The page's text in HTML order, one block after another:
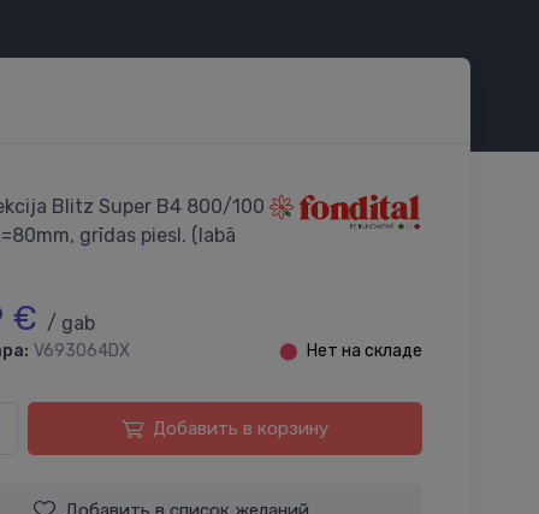
Blitz Super B4 800/100
grīdas piesl. (labā
€ / gab
V693064DX ⬤ Нет на складе
Добавить в корзину